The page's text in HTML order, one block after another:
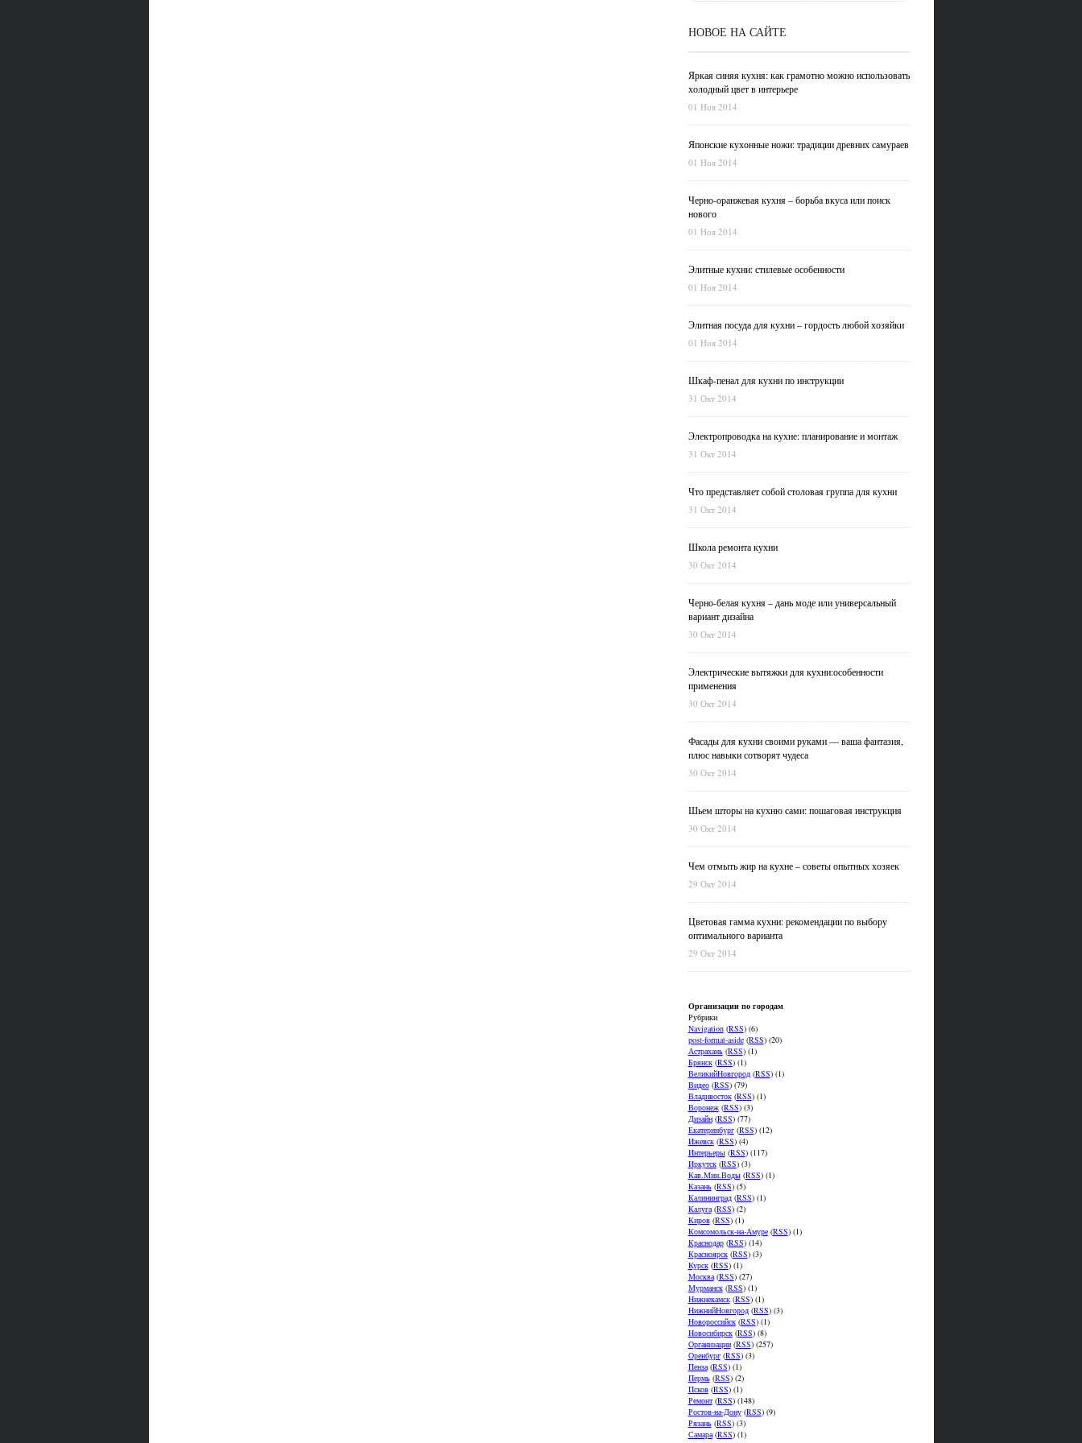
НОВОЕ НА САЙТЕ
Яркая синяя кухня: как грамотно можно использовать
холодный цвет в интерьере
01 Ноя 2014
Японские кухонные ножи: традиции древних самураев
01 Ноя 2014
Черно-оранжевая кухня – борьба вкуса или поиск
нового
01 Ноя 2014
Элитные кухни: стилевые особенности
01 Ноя 2014
Элитная посуда для кухни – гордость любой хозяйки
01 Ноя 2014
Шкаф-пенал для кухни по инструкции
31 Окт 2014
Электропроводка на кухне: планирование и монтаж
31 Окт 2014
Что представляет собой столовая группа для кухни
31 Окт 2014
Школа ремонта кухни
30 Окт 2014
Черно-белая кухня – дань моде или универсальный
вариант дизайна
30 Окт 2014
Электрические вытяжки для кухни:особенности
применения
30 Окт 2014
Фасады для кухни своими руками — ваша фантазия,
плюс навыки сотворят чудеса
30 Окт 2014
Шьем шторы на кухню сами: пошаговая инструкция
30 Окт 2014
Чем отмыть жир на кухне – советы опытных хозяек
29 Окт 2014
Цветовая гамма кухни: рекомендации по выбору
оптимального варианта
29 Окт 2014
Организации по городам
Рубрики
Navigation(RSS) (6)
post-format-aside(RSS) (20)
Астрахань(RSS) (1)
Брянск(RSS) (1)
ВеликийНовгород(RSS) (1)
Видео(RSS) (79)
Владивосток(RSS) (1)
Воронеж(RSS) (3)
Дизайн(RSS) (77)
Екатеринбург(RSS) (12)
Ижевск(RSS) (4)
Интерьеры(RSS) (117)
Иркутск(RSS) (3)
Кав.Мин.Воды(RSS) (1)
Казань(RSS) (5)
Калининград(RSS) (1)
Калуга(RSS) (2)
Киров(RSS) (1)
Комсомольск-на-Амуре(RSS) (1)
Краснодар(RSS) (14)
Красноярск(RSS) (3)
Курск(RSS) (1)
Москва(RSS) (27)
Мурманск(RSS) (1)
Нижнекамск(RSS) (1)
НижнийНовгород(RSS) (3)
Новороссийск(RSS) (1)
Новосибирск(RSS) (8)
Организации(RSS) (257)
Оренбург(RSS) (3)
Пенза(RSS) (1)
Пермь(RSS) (2)
Псков(RSS) (1)
Ремонт(RSS) (148)
Ростов-на-Дону(RSS) (9)
Рязань(RSS) (3)
Самара(RSS) (1)